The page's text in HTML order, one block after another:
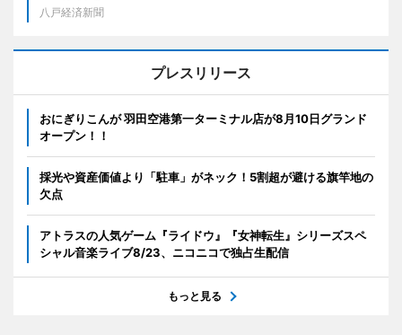
八戸経済新聞
プレスリリース
おにぎりこんが 羽田空港第一ターミナル店が8月10日グランド
オープン！！
採光や資産価値より「駐車」がネック！5割超が避ける旗竿地の
欠点
アトラスの人気ゲーム『ライドウ』『女神転生』シリーズスペ
シャル音楽ライブ8/23、ニコニコで独占生配信
もっと見る